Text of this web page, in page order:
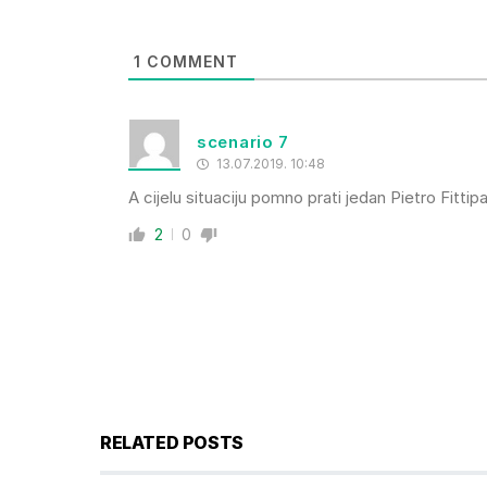
1 COMMENT
scenario 7
13.07.2019. 10:48
A cijelu situaciju pomno prati jedan Pietro
2 0
RELATED POSTS